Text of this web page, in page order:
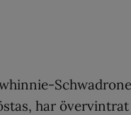
har övervintrat